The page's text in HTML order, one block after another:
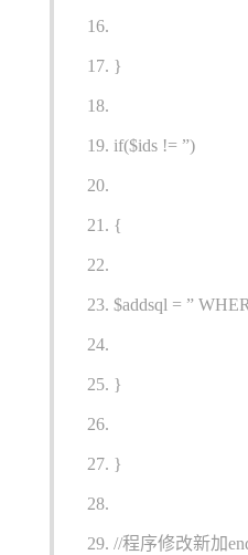
}
if($ids != ”)
{
$addsql = ”
}
}
//程序修改新加